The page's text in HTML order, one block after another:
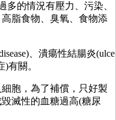
多的情況有壓力、污染、
脂食物、臭氧、食物添
、潰瘍性結腸炎(ulce
有關。
胞，為了補償，只好製
滅性的血糖過高(糖尿